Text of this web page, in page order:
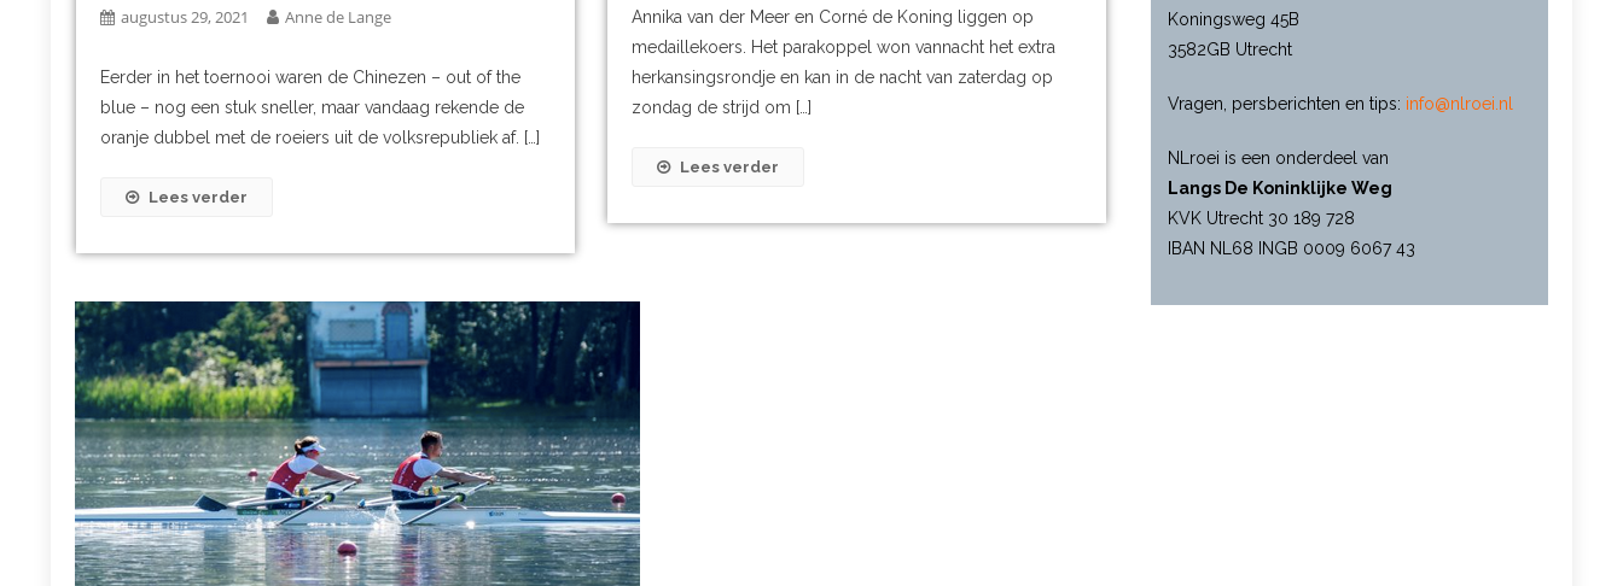
augustus 29, 2021 Anne de Lange
Eerder in het toernooi waren de Chinezen – out of the
blue – nog een stuk sneller, maar vandaag rekende de
oranje dubbel met de roeiers uit de volksrepubliek af. […]
Lees verder
Annika van der Meer en Corné de Koning liggen op
medaillekoers. Het parakoppel won vannacht het extra
herkansingsrondje en kan in de nacht van zaterdag op
zondag de strijd om […]
Lees verder
Koningsweg 45B
3582GB Utrecht
Vragen, persberichten en tips: info@nlroei.nl
NLroei is een onderdeel van
Langs De Koninklijke Weg
KVK Utrecht 30 189 728
IBAN NL68 INGB 0009 6067 43